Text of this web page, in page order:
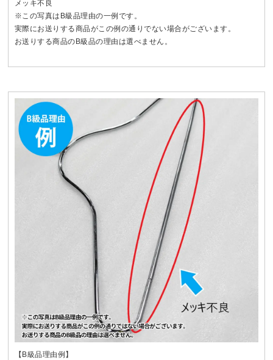
メッキ不良
※この写真はB級品理由の一例です。
実際にお送りする商品がこの例の通りでない場合がございます。
お送りする商品のB級品の理由は選べません。
【B級品理由例】